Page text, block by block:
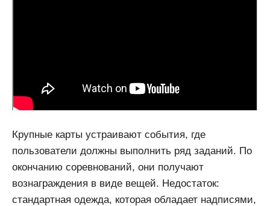
Крупные карты устраивают события, где
пользователи должны выполнить ряд заданий. По
окончанию соревнований, они получают
вознаграждения в виде вещей. Недостаток:
стандартная одежда, которая обладает надписями,